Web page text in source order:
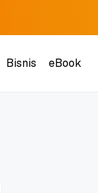
Bisnis
eBook